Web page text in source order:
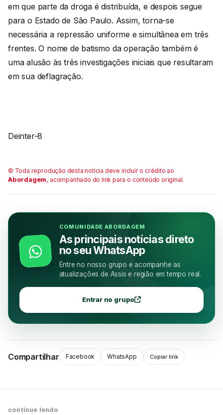
em que parte da droga é distribuída, e despois segue
para o Estado de São Paulo. Assim, torna-se
necessária a repressão uniforme e simultânea em três
frentes. O nome de batismo da operação também é
uma alusão às três investigações iniciais que resultaram
em sua deflagração.
Deinter-8
© Toda reprodução desta notícia deve incluir o crédito ao
Abordagem, acompanhado do link para o conteúdo original.
COMUNIDADE ABORDAGEM
As principais notícias direto
no seu WhatsApp
Entre no nosso grupo e acompanhe as
atualizações de Assis e região em tempo real.
Entrar no grupo
Compartilhar Facebook WhatsApp Copiar link
continue lendo